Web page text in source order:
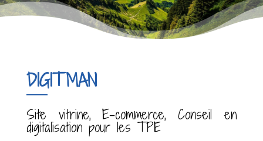
DIGITMAN
Site vitrine, E-commerce, Conseil en
digitalisation pour les TPE